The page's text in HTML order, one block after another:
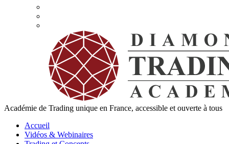
Académie de Trading unique en France, accessible et ouverte à tous
Accueil
Vidéos & Webinaires